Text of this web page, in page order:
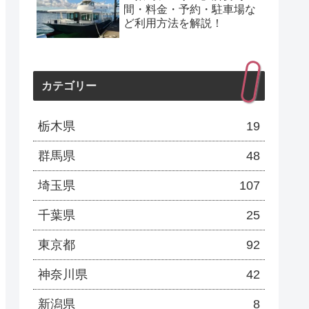
間・料金・予約・駐車場な
ど利用方法を解説！
カテゴリー
栃木県 19
群馬県 48
埼玉県 107
千葉県 25
東京都 92
神奈川県 42
新潟県 8